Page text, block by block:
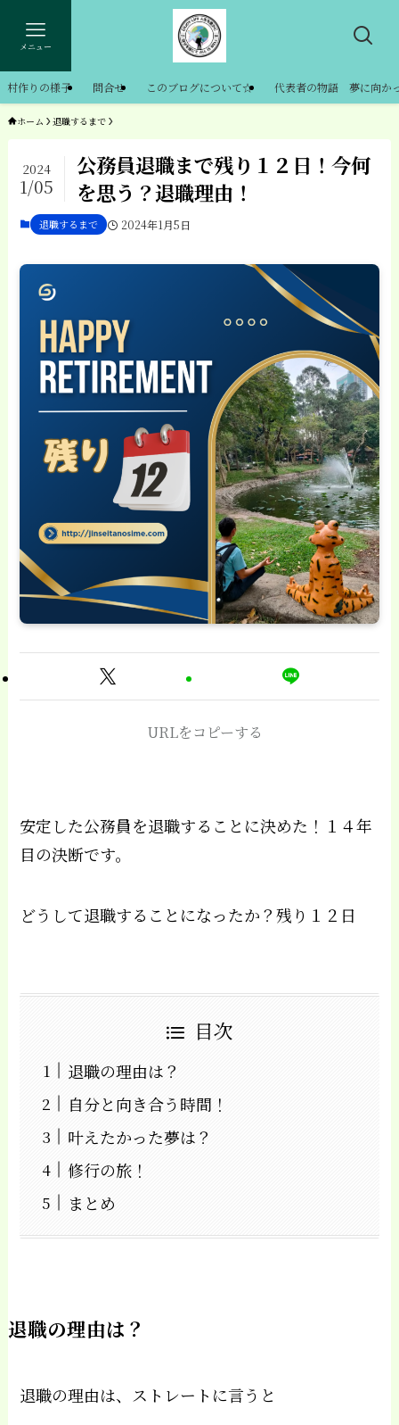
メニュー
村作りの様子 問合せ このブログについて☆ 代表者の物語 夢に向か
ホーム 退職するまで
公務員退職まで残り１２日！今何
を思う？退職理由！
2024
1/05
退職するまで 2024年1月5日
URLをコピーする
安定した公務員を退職することに決めた！１４年
目の決断です。
どうして退職することになったか？残り１２日
目次
退職の理由は？
自分と向き合う時間！
叶えたかった夢は？
修行の旅！
まとめ
退職の理由は？
退職の理由は、ストレートに言うと